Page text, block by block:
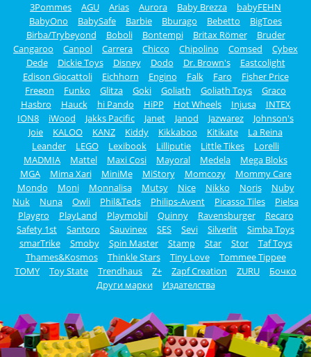
3Pommes AGU Arias Aurora Baby Brezza
babyFEHN
BabyOno
BabySafe Barbie Bburago Bebetto
BigToes
Birba/Trybeyond
Boboli Bontempi Britax Römer
Bruder
Cangaroo
Canpol Carrera Chicco Chipolino Comsed
Cybex
Dede
Dickie Toys Disney Dodo Dr. Brown's
Eastcolight
Edison Giocattoli
Eichhorn Engino Falk Faro
Fisher Price
Freeon
Funko Glitza Goki Goliath Goliath Toys
Graco
Hasbro
Hauck hi Pando HiPP Hot Wheels Injusa
INTEX
ION8
iWood Jakks Pacific Janet Janod Jazwarez
Johnson's
Joie
KALOO KANZ Kiddy Kikkaboo Kitikate
La Reina
Leander
LEGO Lexibook Lilliputie Little Tikes
Lorelli
MADMIA
Mattel Maxi Cosi Mayoral Medela
Mega Bloks
MGA
Mima Xari MiniMe MiStory Momcozy
Mommy Care
Mondo
Moni Monnalisa Mutsy Nice Nikko Noris
Nuby
Nuk
Nuna Owli Phil&Teds Philips-Avent Picasso Tiles
Pielsa
Playgro
PlayLand Playmobil Quinny Ravensburger
Recaro
Safety 1st
Santoro Sauvinex SES Sevi Silverlit
Simba Toys
smarTrike
Smoby Spin Master Stamp Star Stor
Taf Toys
Thames&Kosmos
Thinkle Stars Tiny Love
Tommee Tippee
TOMY
Toy State Trendhaus Z+ Zapf Creation ZURU
Бочко
Други марки
Издателства